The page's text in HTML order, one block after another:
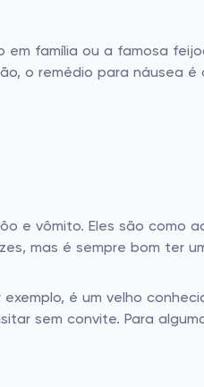
em família ou a famosa
o remédio para náusea é
e vômito. Eles são como
mas é sempre bom ter
é um velho
sem convite. Para